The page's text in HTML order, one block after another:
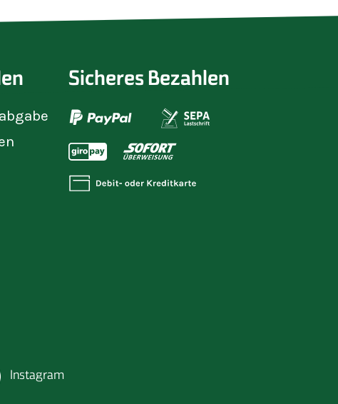
Sicheres Bezahlen
Instagram